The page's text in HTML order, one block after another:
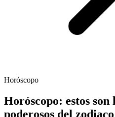
Horóscopo
Horóscopo: estos son
poderosos del zodiaco